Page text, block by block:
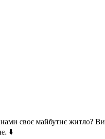
нами своє майбутнє житло? Ви
⬇️